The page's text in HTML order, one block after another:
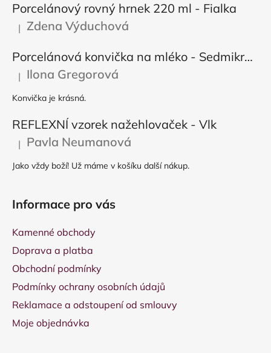
Porcelánový rovný hrnek 220 ml - Fialka
Hodnocení produktu je 5 z 5 hvězdiček.
| Zdena Výduchová
Porcelánová konvička na mléko - Sedmikráska
Hodnocení produktu je 5 z 5 hvězdiček.
| Ilona Gregorová
Konvička je krásná.
REFLEXNÍ vzorek nažehlovaček - Vlk
Hodnocení produktu je 5 z 5 hvězdiček.
| Pavla Neumanová
Jako vždy boží! Už máme v košíku další nákup.
Informace pro vás
Kamenné obchody
Doprava a platba
Obchodní podmínky
Podmínky ochrany osobních údajů
Reklamace a odstoupení od smlouvy
Moje objednávka